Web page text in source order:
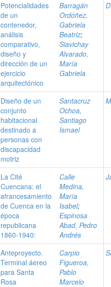
Potencialidades
de un
contenedor,
análisis
comparativo,
diseño y
dirección de un
ejercicio
arquitectónico
Barragán
Ordóñez,
Gabriela
Beatriz;
Siavichay
Alvarado,
María
Gabriela
Diseño de un
conjunto
habitacional
destinado a
personas con
discapacidad
motriz
Santacruz
Ochoa,
Santiago
Ismael
La Cité
Cuencana: el
afrancesamiento
de Cuenca en la
época
republicana
1860-1940:
Calle
Medina,
María
Isabel;
Espinosa
Abad, Pedro
Andrés
Anteproyecto.
Terminal áereo
para Santa
Rosa
Carpio
Figueroa,
Pablo
Marcelo